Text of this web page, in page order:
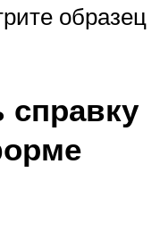
образец
справку